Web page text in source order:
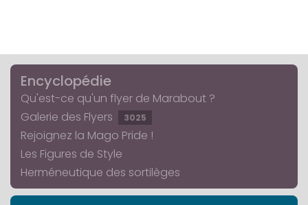
Encyclopédie
Qu'est-ce qu'un flyer de Marabout ?
Galerie des Flyers
3025
Rejoignez la Mago Pride !
Les Figures de Style
Herméneutique des sortilèges